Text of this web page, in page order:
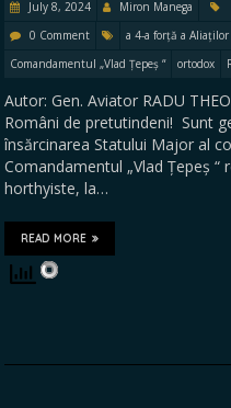
July 8, 2024 Miron Manega
0 Comment
a 4-a forță a
Comandamentul „Vlad Țepeș “
ortodox
Autor: Gen. Aviator RADU
Români de pretutindeni! Sunt
însărcinarea Statului Major al
Comandamentul „Vlad Țepeș
horthyiste, la…
READ MORE